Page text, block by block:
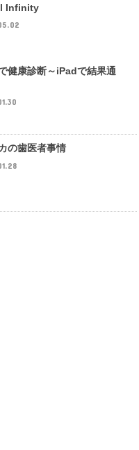
Infinity
健康診断～iPadで結果通
の歯医者事情